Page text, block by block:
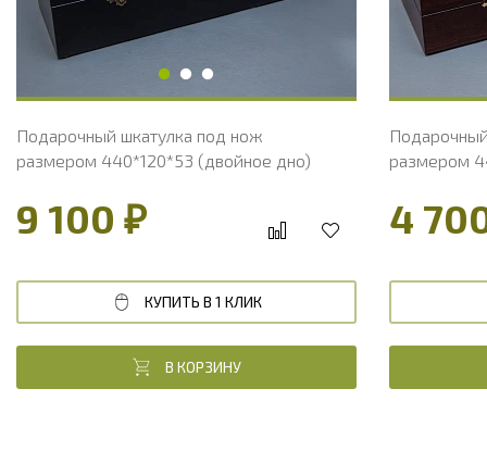
Подарочный шкатулка под нож
размером 440*120*53 (двойное дно)
9 100 ₽
КУПИТЬ В 1 КЛИК
В КОРЗИНУ
размером
4